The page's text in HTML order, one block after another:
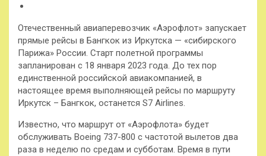
Отечественный авиаперевозчик «Аэрофлот» запускает
прямые рейсы в Бангкок из Иркутска — «сибирского
Парижа» России. Старт полетной программы
запланирован с 18 января 2023 года. До тех пор
единственной российской авиакомпанией, в
настоящее время выполняющей рейсы по маршруту
Иркутск – Бангкок, останется S7 Airlines.
Известно, что маршрут от «Аэрофлота» будет
обслуживать Boeing 737-800 с частотой вылетов два
раза в неделю по средам и субботам. Время в пути